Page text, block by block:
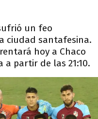
un feo
ciudad santafesina.
hoy a Chaco
a partir de las 21:10.